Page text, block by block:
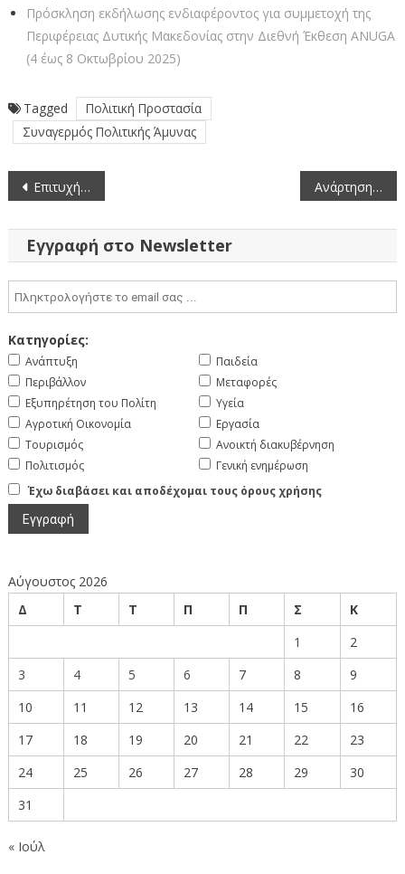
Πρόσκληση εκδήλωσης ενδιαφέροντος για συμμετοχή της
Περιφέρειας Δυτικής Μακεδονίας στην Διεθνή Έκθεση ANUGA
(4 έως 8 Οκτωβρίου 2025)
Tagged
Πολιτική Προστασία
Συναγερμός Πολιτικής Άμυνας
Πλοήγηση
άρθρων
Επιτυχής ολοκλήρωση της Εναρκτήριας Συνάντησης του Ευρωπαϊκού Προγράμματος “EnoGastroDEST” στην Καστοριά Ανάρτηση πινάκων κενών θέσεων για επαγγελματίες πωλητές λαϊκών αγορών στην Περιφέρεια Δυτικής Μακεδονίας (25-9-2025)
Εγγραφή στο Newsletter
Κατηγορίες:
Ανάπτυξη
Περιβάλλον
Εξυπηρέτηση του Πολίτη
Αγροτική Οικονομία
Τουρισμός
Πολιτισμός
Παιδεία
Μεταφορές
Υγεία
Εργασία
Ανοικτή διακυβέρνηση
Γενική ενημέρωση
Έχω διαβάσει και αποδέχομαι τους όρους χρήσης
Αύγουστος 2026
Δ
Τ Τ Π Π Σ
Κ
1
2
3
4 5 6 7 8
9
10
11 12 13 14 15
16
17
18 19 20 21 22
23
24
25 26 27 28 29
30
31
« Ιούλ